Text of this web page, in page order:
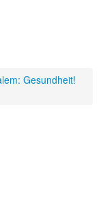
Gesundheit!